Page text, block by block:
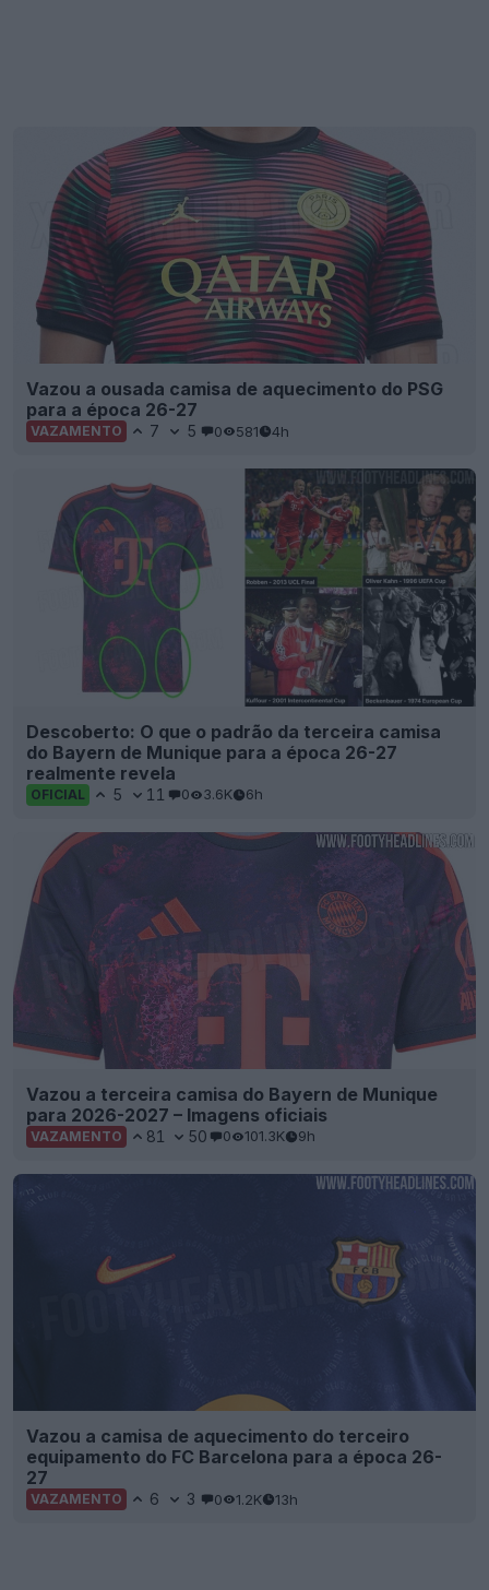
Vazou a ousada camisa de aquecimento do PSG
para a época 26-27
VAZAMENTO 7 5 0 581 4h
Descoberto: O que o padrão da terceira camisa
do Bayern de Munique para a época 26-27
realmente revela
OFICIAL 5 11 0 3.6K 6h
Vazou a terceira camisa do Bayern de Munique
para 2026-2027 – Imagens oficiais
VAZAMENTO 81 50 0 101.3K 9h
Vazou a camisa de aquecimento do terceiro
equipamento do FC Barcelona para a época 26-
27
VAZAMENTO 6 3 0 1.2K 13h